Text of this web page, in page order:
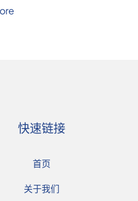
快速链接
首页
关于我们